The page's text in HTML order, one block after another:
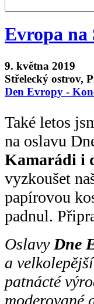
Evropa na
9. května 2019
Střelecký ostrov,
Den Evropy -
Také letos
na oslavu
Kamarádi i
vyzkoušet
papírovou
padnul.
Oslavy Dne
a
patnácté
moderované